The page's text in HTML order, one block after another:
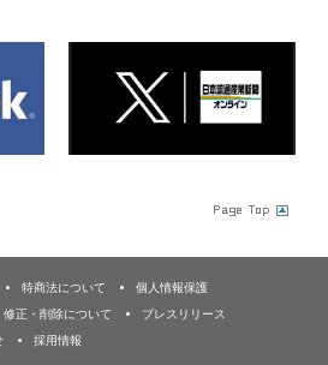
特商法について
個人情報保護
修正・削除について
プレスリリース
採用情報